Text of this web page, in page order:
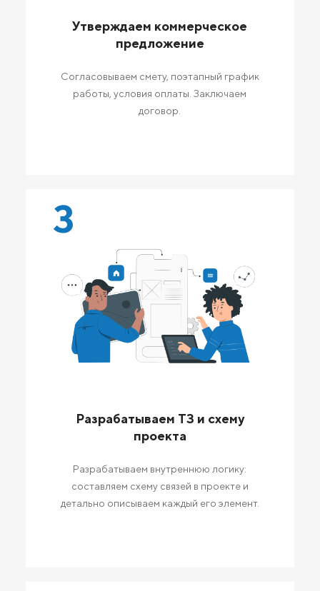
Утверждаем коммерческое
предложение
Согласовываем смету, поэтапный график
работы, условия оплаты. Заключаем
договор.
3
Разрабатываем ТЗ и схему
проекта
Разрабатываем внутреннюю логику:
составляем схему связей в проекте и
детально описываем каждый его элемент.